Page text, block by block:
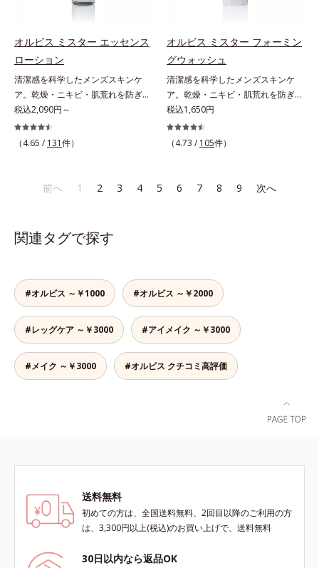
燥による小ジワを目立たなく(*1)
す。むやみに隠すのではなくふわり
アのW効果で軽やかな美肌を印象づ
けます。紫外線吸収剤フリーなのに
高SPF値、さらにスキンプロテクト
複合成分(*3)が、ブルーライト、紫
外線、大気中の微粒子汚れなどの外
的ダメージから肌表面をガードしま
でも、ただ隠すだけでなく、乾きや
ーします。【ラスティング効果】皮
脂選択テカリ防止成分(*5)テカリの
はしっかり残すことでカバー力を保
ちます。*1 メイク効果による*2 角
層の範囲内*3 スキンプロテクト※
複合成分配合＝肌を保護し、乾燥を
防ぐ複合成分 ※ ビルベリー葉エ
キス、タベブイアインペチギノサ樹
皮エキス*4 グリセリルグルコシド
（保湿成分）、（ジメチコン／ビニ
ローチする進化を遂げました。うる
アイテム同士をなじみやすくする
「うるおいコネクト設計」を採用。
8アイテム分の機能を3ステップに集
約し、よりシンプルなお手入れで、
ハリ・ツヤのある好印象な清潔透明
肌(*1)へ導きます。*1 うるおいによ
る透明感のある肌*2 男性の顔画像
を用いた印象評価において、基準画
かさ印象が高く評価されたこと*3
オルビス ミスター エッセンス
ローション
清潔感を科学したメンズスキンケ
ア。乾燥・ニキビ・肌荒れを防ぎハ
リ・ツヤのある、好印象な清潔透明
肌(*1)へ。オルビス ミスターは、男
性の清潔感、爽やかさ、若々しさの
であること(*2)を業界で初めて発見
の乾燥・テカリへのケアはそのまま
に、肌荒れ・ニキビ予防など“今”の
ローチする進化を遂げました。うる
おいを逃しやすい男性肌に着目し、
アイテム同士をなじみやすくする
「うるおいコネクト設計」を採用。
約し、よりシンプルなお手入れで、
ハリ・ツヤのある好印象な清潔透明
かさ印象が高く評価されたこと*3
データベースPubMed及びGoogle
scholarにより国内化粧品業界にお
いて該当文献がないことを確認（ポ
税込2,090円～
（4.65 / 131件）
オルビス ミスター フォーミン
グウォッシュ
清潔感を科学したメンズスキンケ
ア。乾燥・ニキビ・肌荒れを防ぎハ
リ・ツヤのある、好印象な清潔透明
肌(*1)へ。オルビス ミスターは、男
性の清潔感、爽やかさ、若々しさの
であること(*2)を業界で初めて発見
ローチする進化を遂げました。うる
おいを逃しやすい男性肌に着目し、
アイテム同士をなじみやすくする
「うるおいコネクト設計」を採用。
約し、よりシンプルなお手入れで、
ハリ・ツヤのある好印象な清潔透明
る透明感のある肌*2 男性の顔画像
を用いた印象評価において、基準画
かさ印象が高く評価されたこと*3
scholarにより国内化粧品業界にお
いて該当文献がないことを確認（ポ
税込1,650円
（4.73 / 105件）
前へ 1 2 3 4 5 6 7 8 9 次へ
関連タグで探す
#オルビス ～￥1000 #オルビス ～￥2000
#レッグケア ～￥3000 #アイメイク ～￥3000
#メイク ～￥3000 #オルビス クチコミ高評価
送料無料
初めての方は、全国送料無料、2回目以降のご利用の方
は、3,300円以上(税込)のお買い上げで、送料無料
30日以内なら返品OK